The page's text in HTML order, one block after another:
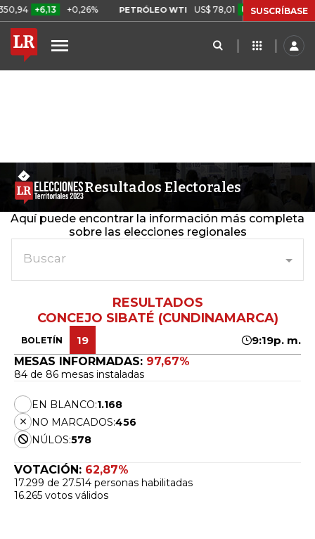
+6,13 +0,26% PETRÓLEO WTI US$ 78,01 US$ 2,92 +3,89%
SUSCRÍBASE
Resultados Electorales
Aquí puede encontrar la información más completa
sobre las elecciones regionales
Buscar
RESULTADOS
CONCEJO SIBATÉ (CUNDINAMARCA)
BOLETÍN 19
9:19p. m.
MESAS INFORMADAS: 97,67%
84 de 86 mesas instaladas
EN BLANCO:1.168
NO MARCADOS:456
NÚLOS:578
VOTACIÓN: 62,87%
17.299 de 27.514 personas habilitadas
16.265 votos válidos